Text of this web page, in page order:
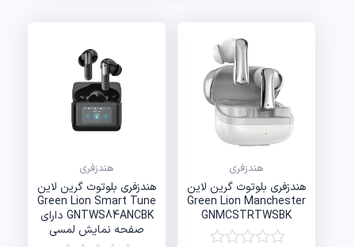
هندزفری
هندزفری بلوتوث گرین لاین
Green Lion Manchester
GNMCSTRTWSBK
هندزفری
هندزفری بلوتوث گرین لاین
Green Lion Smart Tune
GNTWS84ANCBK دارای
صفحه نمایش لمسی